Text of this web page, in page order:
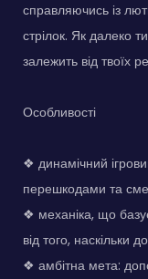
справляючись із
стрілок. Як далеко
залежить від твоїх
Особливості
❖ динамічний
перешкодами та
❖ механіка, що
від того, наскільки
❖ амбітна мета: